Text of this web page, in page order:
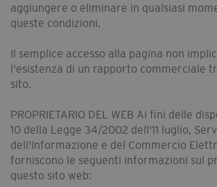
aggiungere o eliminare in qualsiasi
queste condizioni.
Il semplice accesso alla pagina non
l'esistenza di un rapporto commerciale
sito.
PROPRIETARIO DEL WEB Ai fini delle
10 della Legge 34/2002 dell'11 luglio,
dell'Informazione e del Commercio
forniscono le seguenti informazioni sul
questo sito web: